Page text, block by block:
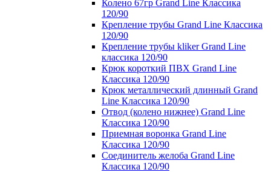
Колено 67гр Grand Line Классика
120/90
Крепление трубы Grand Line Классика
120/90
Крепление трубы kliker Grand Line
классика 120/90
Крюк короткий ПВХ Grand Line
Классика 120/90
Крюк металлический длинный Grand
Line Классика 120/90
Отвод (колено нижнее) Grand Line
Классика 120/90
Приемная воронка Grand Line
Классика 120/90
Соединитель желоба Grand Line
Классика 120/90